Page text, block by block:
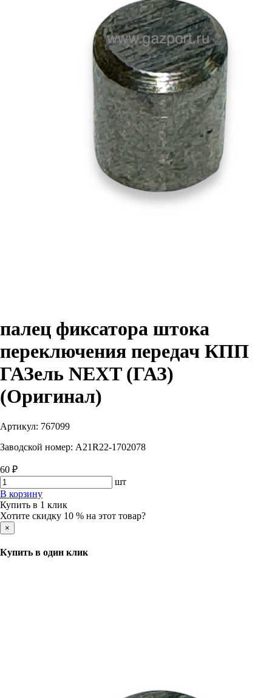
палец фиксатора штока
переключения передач КПП
ГАЗель NEXT (ГАЗ)
(Оригинал)
Артикул: 767099
Заводской номер: A21R22-1702078
60 ₽
шт
В корзину
Купить в 1 клик
Хотите скидку 10 % на этот товар?
×
Купить в один клик